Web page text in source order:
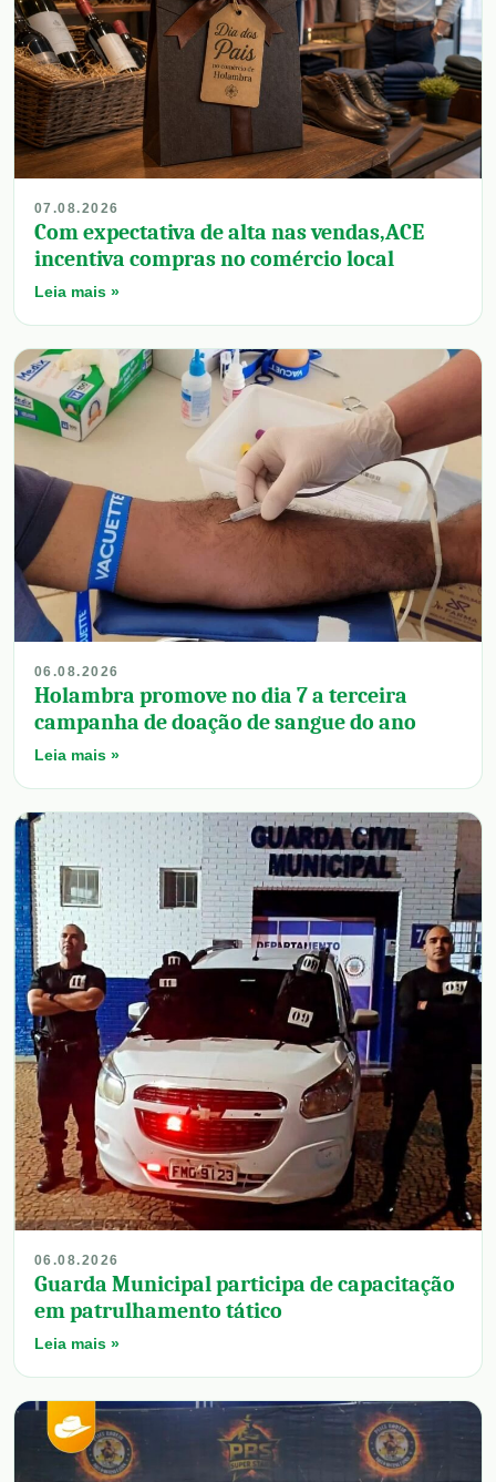
07.08.2026
Com expectativa de alta nas vendas,ACE
incentiva compras no comércio local
Leia mais »
06.08.2026
Holambra promove no dia 7 a terceira
campanha de doação de sangue do ano
Leia mais »
06.08.2026
Guarda Municipal participa de capacitação
em patrulhamento tático
Leia mais »